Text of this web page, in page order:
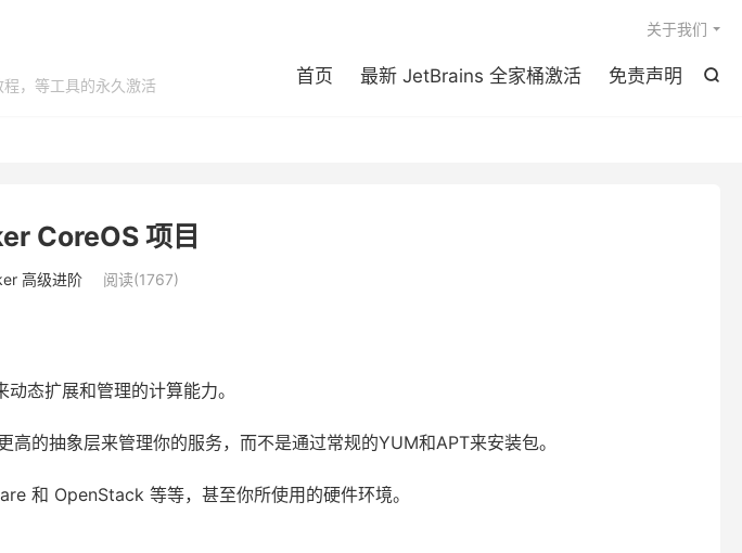
，等工具的永久激活

首页 最新 JetBrains 全家桶激活 免责声明
关于我们
CoreOS 项目
高级进阶 阅读(1767)
态扩展和管理的计算能力。
的抽象层来管理你的服务，而不是通过常规的YUM和APT来安装包。
和 OpenStack 等等，甚至你所使用的硬件环境。